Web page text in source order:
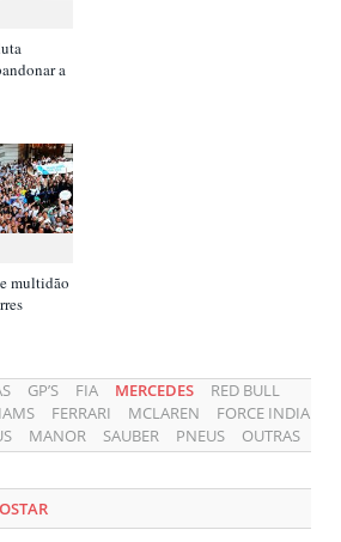
a
multidão
GP’S FIA MERCEDES
RED BULL
FERRARI MCLAREN
FORCE INDIA
MANOR SAUBER PNEUS
OUTRAS